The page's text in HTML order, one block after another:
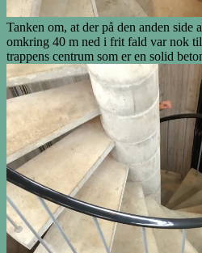
Tanken om, at der på den anden side
omkring 40 m ned i frit fald var nok
trappens centrum som er en solid